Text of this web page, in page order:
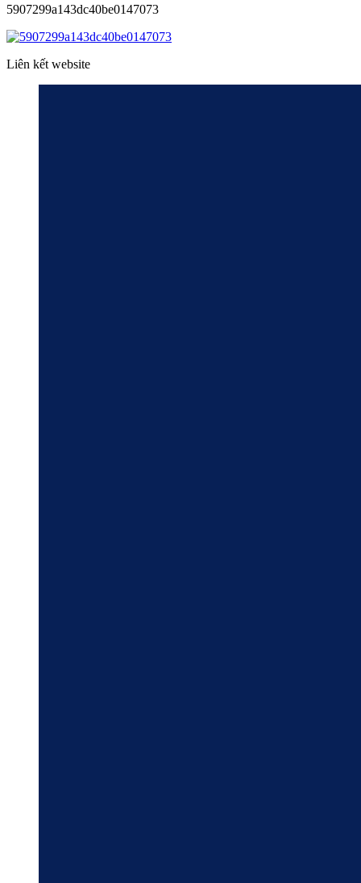
5907299a143dc40be0147073
Liên kết website